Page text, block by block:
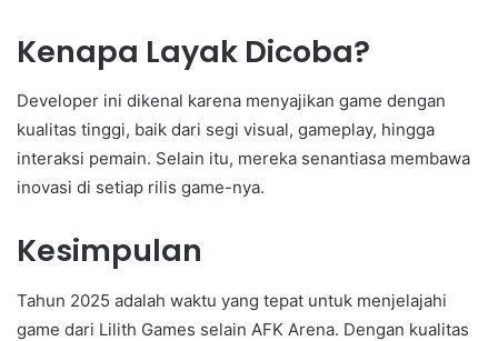
Kenapa Layak Dicoba?
Developer ini dikenal karena menyajikan game dengan
kualitas tinggi, baik dari segi visual, gameplay, hingga
interaksi pemain. Selain itu, mereka senantiasa membawa
inovasi di setiap rilis game-nya.
Kesimpulan
Tahun 2025 adalah waktu yang tepat untuk menjelajahi
game dari Lilith Games selain AFK Arena. Dengan kualitas